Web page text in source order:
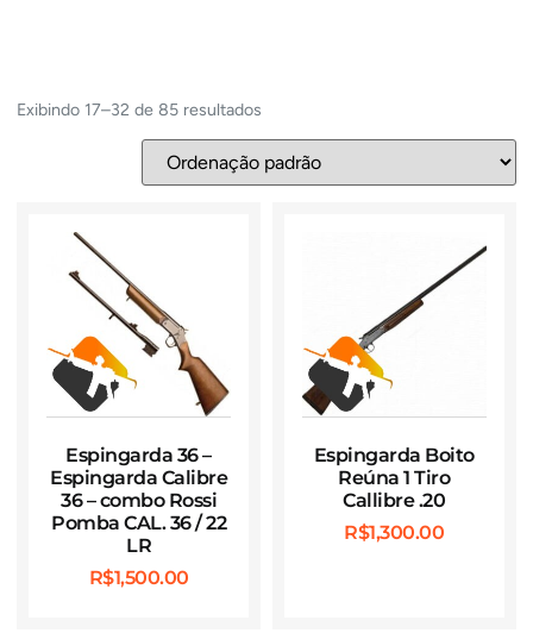
Exibindo 17–32 de 85 resultados
Espingarda 36 –
Espingarda Calibre
36 – combo Rossi
Pomba CAL. 36 / 22
LR
R$1,500.00
Espingarda Boito
Reúna 1 Tiro
Callibre .20
R$1,300.00